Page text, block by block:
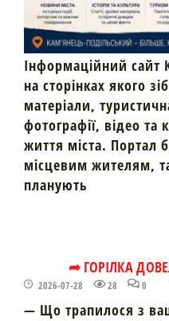
Інформаційний сайт
на сторінках якого
матеріали,
фотографії, відео та
життя міста. Портал
місцевим жителям,
планують
➦ ГОРІЛКА
2026-07-28 28 0
— Що трапилося з